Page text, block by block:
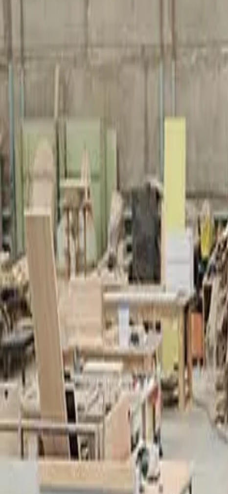
個人
ビジネス
プラットホーム
サインイン
営業窓口
営業窓口
Home